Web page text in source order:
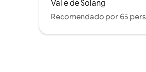
Valle de Solang
Recomendado por 65